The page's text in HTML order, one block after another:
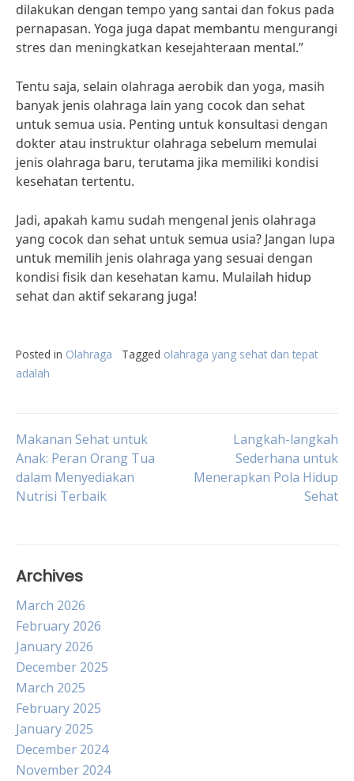
dilakukan dengan tempo yang santai dan fokus pada
pernapasan. Yoga juga dapat membantu mengurangi
stres dan meningkatkan kesejahteraan mental.”
Tentu saja, selain olahraga aerobik dan yoga, masih
banyak jenis olahraga lain yang cocok dan sehat
untuk semua usia. Penting untuk konsultasi dengan
dokter atau instruktur olahraga sebelum memulai
jenis olahraga baru, terutama jika memiliki kondisi
kesehatan tertentu.
Jadi, apakah kamu sudah mengenal jenis olahraga
yang cocok dan sehat untuk semua usia? Jangan lupa
untuk memilih jenis olahraga yang sesuai dengan
kondisi fisik dan kesehatan kamu. Mulailah hidup
sehat dan aktif sekarang juga!
Posted in Olahraga Tagged olahraga yang sehat dan tepat
adalah
Post
navigation
Makanan Sehat untuk
Anak: Peran Orang Tua
dalam Menyediakan
Nutrisi Terbaik
Langkah-langkah
Sederhana untuk
Menerapkan Pola Hidup
Sehat
Archives
March 2026
February 2026
January 2026
December 2025
March 2025
February 2025
January 2025
December 2024
November 2024